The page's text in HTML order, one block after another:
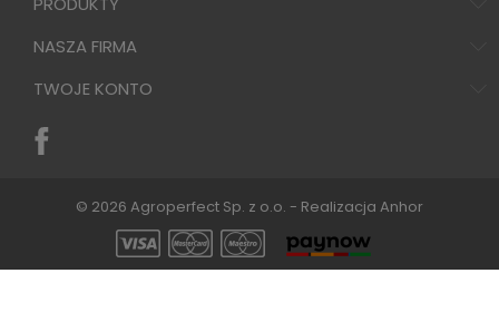
NASZA FIRMA
TWOJE KONTO
© 2026 Agroperfect Sp. z o.o. - Realizacja Anhor